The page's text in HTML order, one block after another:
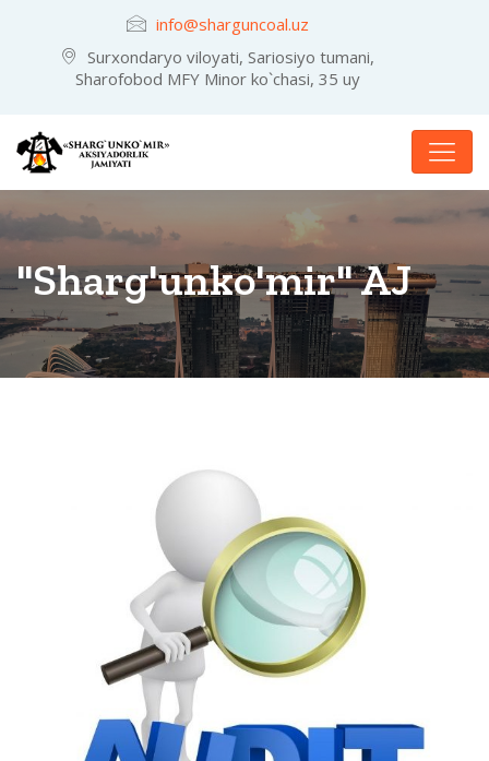
info@sharguncoal.uz
Surxondaryo viloyati, Sariosiyo tumani,
Sharofobod MFY Minor ko`chasi, 35 uy
"Sharg'unko'mir" AJ